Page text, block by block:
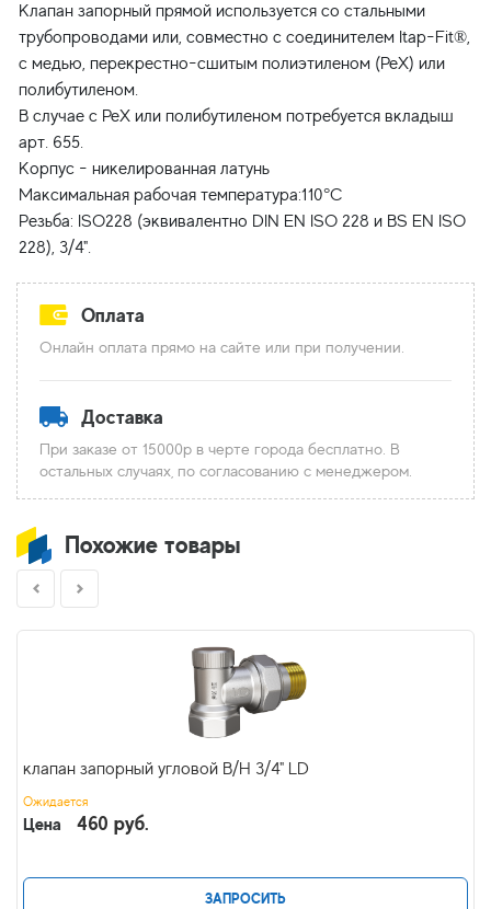
Клапан запорный прямой используется со стальными
трубопроводами или, совместно с соединителем Itap-Fit®,
с медью, перекрестно-сшитым полиэтиленом (PeX) или
полибутиленом.
В случае с PeX или полибутиленом потребуется вкладыш
арт. 655.
Корпус - никелированная латунь
Максимальная рабочая температура:110°C
Резьба: ISO228 (эквивалентно DIN EN ISO 228 и BS EN ISO
Оплата
Онлайн оплата прямо на сайте или при получении.
Доставка
При заказе от 15000р в черте города бесплатно. В
остальных случаях, по согласованию с менеджером.
Похожие товары
клапан запорный угловой В/Н 3/4" LD
Ожидается
Цена 460 руб.
ЗАПРОСИТЬ